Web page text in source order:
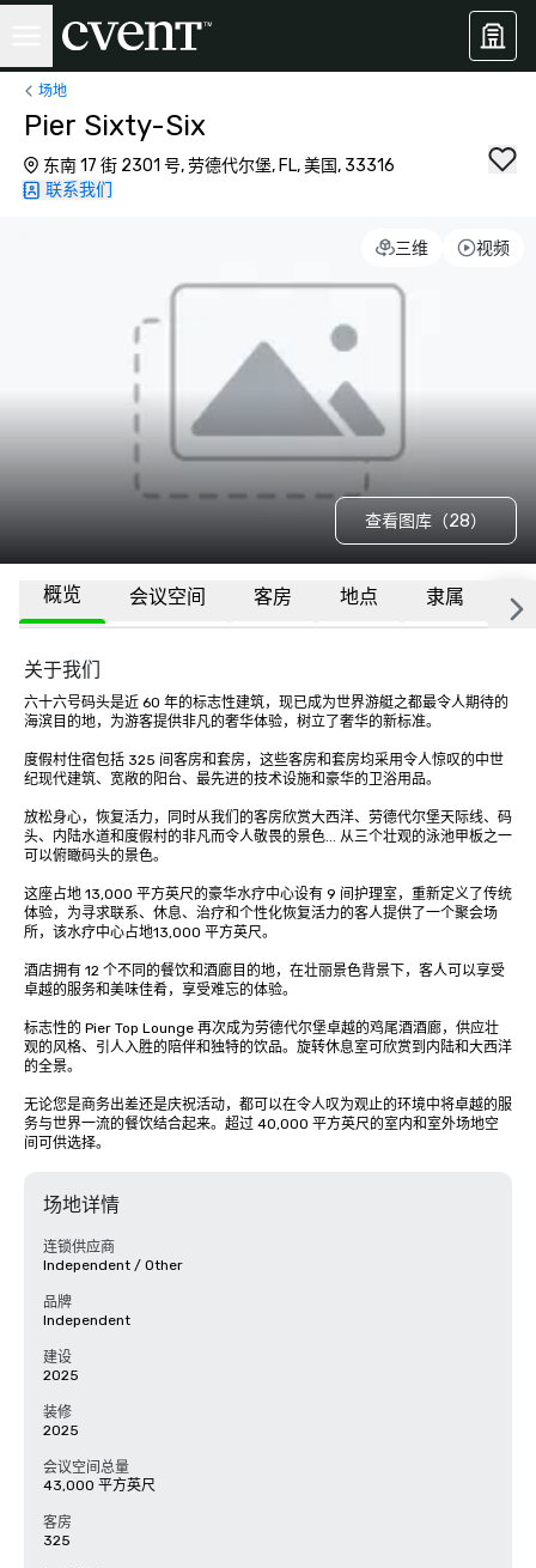
场地
Pier Sixty-Six
东南 17 街 2301 号, 劳德代尔堡, FL, 美国, 33316
联系我们
三维 视频
查看图库（28）
概览 会议空间 客房 地点 隶属 更
关于我们
六十六号码头是近 60 年的标志性建筑，现已成为世界游艇之都最令人期待的
海滨目的地，为游客提供非凡的奢华体验，树立了奢华的新标准。
度假村住宿包括 325 间客房和套房，这些客房和套房均采用令人惊叹的中世
纪现代建筑、宽敞的阳台、最先进的技术设施和豪华的卫浴用品。
放松身心，恢复活力，同时从我们的客房欣赏大西洋、劳德代尔堡天际线、码
头、内陆水道和度假村的非凡而令人敬畏的景色... 从三个壮观的泳池甲板之一
可以俯瞰码头的景色。
这座占地 13,000 平方英尺的豪华水疗中心设有 9 间护理室，重新定义了传统
体验，为寻求联系、休息、治疗和个性化恢复活力的客人提供了一个聚会场
所，该水疗中心占地13,000 平方英尺。
酒店拥有 12 个不同的餐饮和酒廊目的地，在壮丽景色背景下，客人可以享受
卓越的服务和美味佳肴，享受难忘的体验。
标志性的 Pier Top Lounge 再次成为劳德代尔堡卓越的鸡尾酒酒廊，供应壮
观的风格、引人入胜的陪伴和独特的饮品。旋转休息室可欣赏到内陆和大西洋
的全景。
无论您是商务出差还是庆祝活动，都可以在令人叹为观止的环境中将卓越的服
务与世界一流的餐饮结合起来。超过 40,000 平方英尺的室内和室外场地空
间可供选择。
场地详情
连锁供应商
Independent / Other
品牌
Independent
建设
2025
装修
2025
会议空间总量
43,000 平方英尺
客房
325